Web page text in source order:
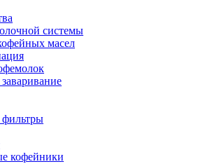
системы
масел
кофейники